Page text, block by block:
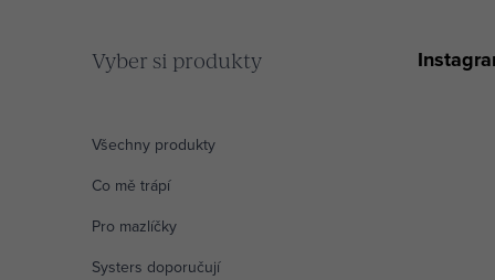
Vyber si produkty
Všechny produkty
Co mě trápí
Pro mazlíčky
Systers doporučují